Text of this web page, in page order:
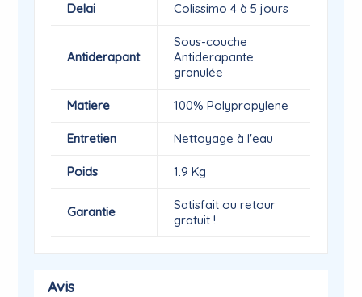
Delai Colissimo 4 à 5 jours
Antiderapant
Sous-couche
Antiderapante
granulée
Matiere 100% Polypropylene
Entretien Nettoyage à l'eau
Poids 1.9 Kg
Garantie
Satisfait ou retour
gratuit !
Avis